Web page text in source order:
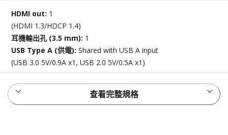
HDMI out: 1
(HDMI 1.3/HDCP 1.4)
耳機輸出孔 (3.5 mm): 1
USB Type A (供電):Shared with USB A input
(USB 3.0 5V/0.9A x1, USB 2.0 5V/0.5A x1)
查看完整規格